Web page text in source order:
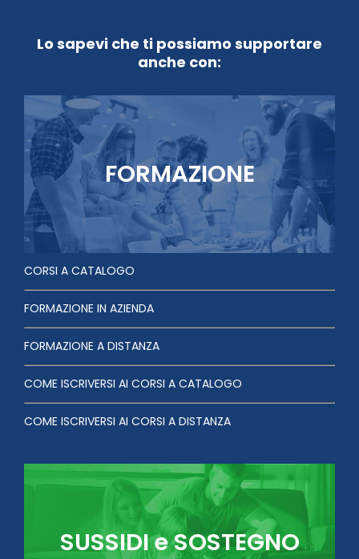
Lo sapevi che ti possiamo supportare
anche con:
FORMAZIONE
CORSI A CATALOGO
FORMAZIONE IN AZIENDA
FORMAZIONE A DISTANZA
COME ISCRIVERSI AI CORSI A CATALOGO
COME ISCRIVERSI AI CORSI A DISTANZA
SUSSIDI e SOSTEGNO